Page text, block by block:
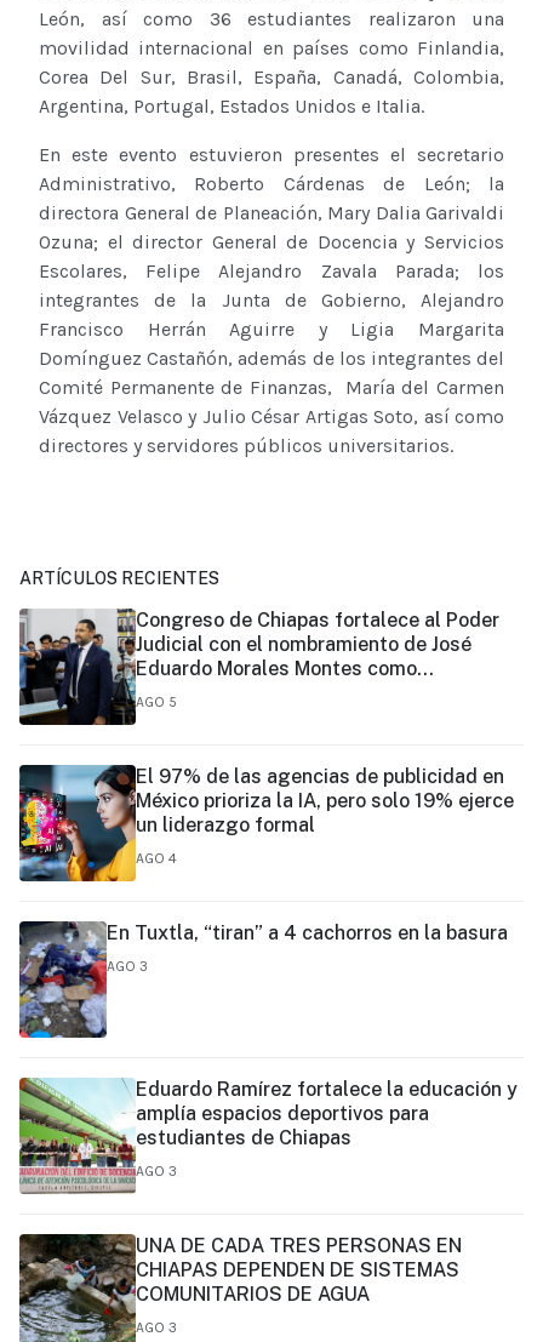
León, así como 36 estudiantes realizaron una
movilidad internacional en países como Finlandia,
Corea Del Sur, Brasil, España, Canadá, Colombia,
Argentina, Portugal, Estados Unidos e Italia.
En este evento estuvieron presentes el secretario
Administrativo, Roberto Cárdenas de León; la
directora General de Planeación, Mary Dalia Garivaldi
Ozuna; el director General de Docencia y Servicios
Escolares, Felipe Alejandro Zavala Parada; los
integrantes de la Junta de Gobierno, Alejandro
Francisco Herrán Aguirre y Ligia Margarita
Domínguez Castañón, además de los integrantes del
Comité Permanente de Finanzas, María del Carmen
Vázquez Velasco y Julio César Artigas Soto, así como
directores y servidores públicos universitarios.
ARTÍCULOS RECIENTES
Congreso de Chiapas fortalece al Poder
Judicial con el nombramiento de José
Eduardo Morales Montes como
magistrado
AGO 5
El 97% de las agencias de publicidad en
México prioriza la IA, pero solo 19% ejerce
un liderazgo formal
AGO 4
En Tuxtla, “tiran” a 4 cachorros en la basura
AGO 3
Eduardo Ramírez fortalece la educación y
amplía espacios deportivos para
estudiantes de Chiapas
AGO 3
UNA DE CADA TRES PERSONAS EN
CHIAPAS DEPENDEN DE SISTEMAS
COMUNITARIOS DE AGUA
AGO 3